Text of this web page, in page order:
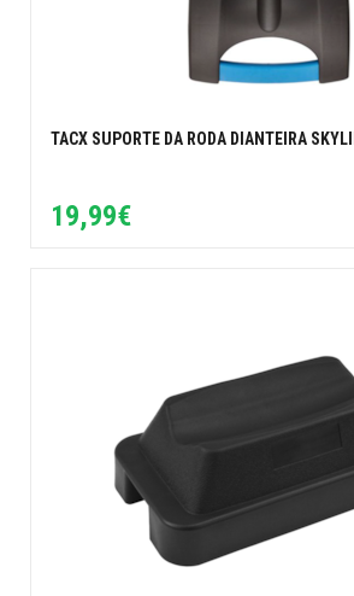
TACX SUPORTE DA RODA DIANTEIRA
19,99€